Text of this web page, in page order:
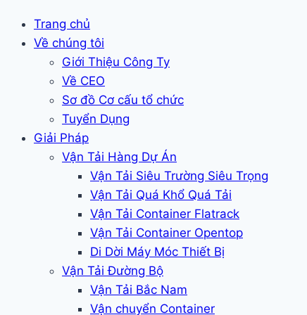
Trang chủ
Về chúng tôi
Giới Thiệu Công Ty
Về CEO
Sơ đồ Cơ cấu tổ chức
Tuyển Dụng
Giải Pháp
Vận Tải Hàng Dự Án
Vận Tải Siêu Trường Siêu Trọng
Vận Tải Quá Khổ Quá Tải
Vận Tải Container Flatrack
Vận Tải Container Opentop
Di Dời Máy Móc Thiết Bị
Vận Tải Đường Bộ
Vận Tải Bắc Nam
Vận chuyển Container